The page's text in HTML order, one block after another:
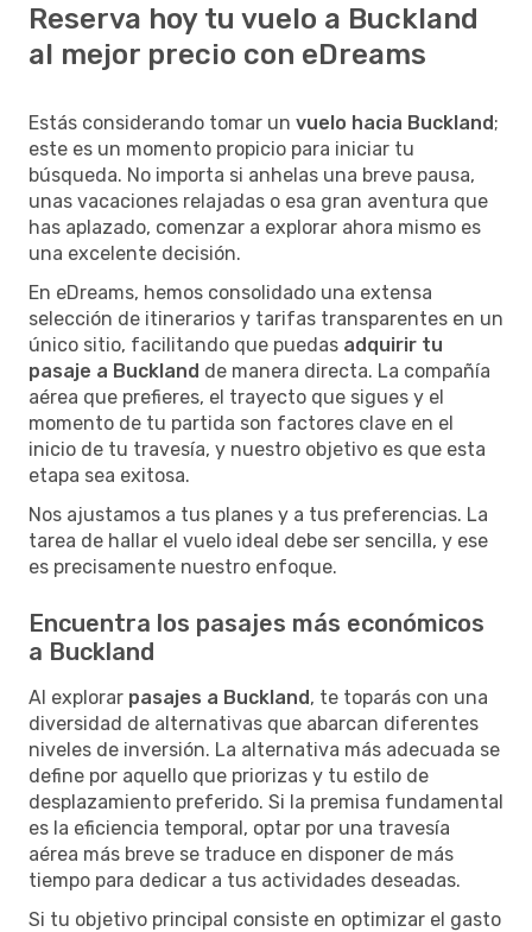
Reserva hoy tu vuelo a Buckland
al mejor precio con eDreams
Estás considerando tomar un vuelo hacia Buckland;
este es un momento propicio para iniciar tu
búsqueda. No importa si anhelas una breve pausa,
unas vacaciones relajadas o esa gran aventura que
has aplazado, comenzar a explorar ahora mismo es
una excelente decisión.
En eDreams, hemos consolidado una extensa
selección de itinerarios y tarifas transparentes en un
único sitio, facilitando que puedas adquirir tu
pasaje a Buckland de manera directa. La compañía
aérea que prefieres, el trayecto que sigues y el
momento de tu partida son factores clave en el
inicio de tu travesía, y nuestro objetivo es que esta
etapa sea exitosa.
Nos ajustamos a tus planes y a tus preferencias. La
tarea de hallar el vuelo ideal debe ser sencilla, y ese
es precisamente nuestro enfoque.
Encuentra los pasajes más económicos
a Buckland
Al explorar pasajes a Buckland, te toparás con una
diversidad de alternativas que abarcan diferentes
niveles de inversión. La alternativa más adecuada se
define por aquello que priorizas y tu estilo de
desplazamiento preferido. Si la premisa fundamental
es la eficiencia temporal, optar por una travesía
aérea más breve se traduce en disponer de más
tiempo para dedicar a tus actividades deseadas.
Si tu objetivo principal consiste en optimizar el gasto